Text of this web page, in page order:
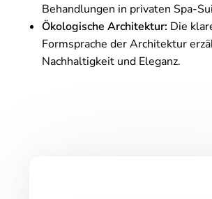
Behandlungen in privaten Spa-
Ökologische Architektur: Die
Formsprache der Architektur
Nachhaltigkeit und Eleganz.